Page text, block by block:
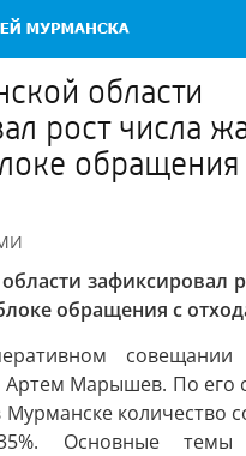
области
рост числа
обращения
зафиксировал
обращения с
совещании
Артем Марышев. По его
количество
Основные темы